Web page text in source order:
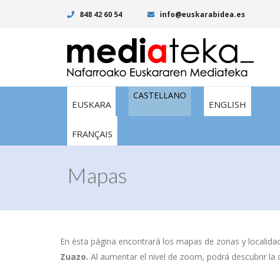
848 42 60 54 info@euskarabidea.es
EUSKARA
CASTELLANO
ENGLISH
FRANÇAIS
Mapas
En ésta página encontrará los mapas de zonas y
Zuazo. Al aumentar el nivel de zoom, podrá descubrir la